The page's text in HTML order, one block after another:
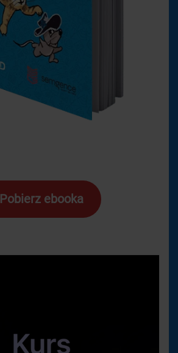
Pobierz ebooka